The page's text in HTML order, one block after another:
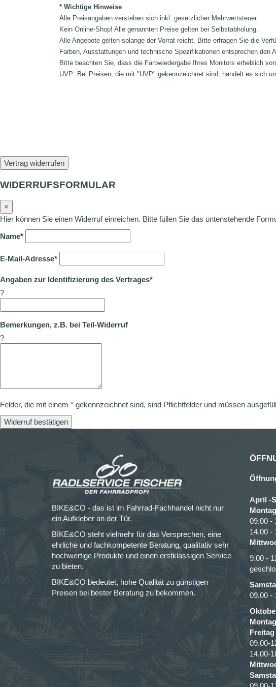
* Wichtige Hinweise
Alle Preisangaben verstehen sich inkl. gesetzlicher Mehrwertsteuer.
Kein Online-Shop! Alle genannten Preise gelten bei Selbstabholung.
Alle Angebote gelten solange der Vorrat reicht. Bitte erfragen Sie die
Farben, Ausstattungen und technische Spezifikationen entsprechen den
Bitte beachten Sie, dass die Farbwiedergabe Ihres Monitors erheblich
UVP: Bei Preisen, die mit "UVP" gekennzeichnet sind, handelt es sich
Vertrag widerrufen
WIDERRUFSFORMULAR
×
Hier können Sie einen Widerruf einreichen. Bitte füllen Sie das untenstehende
Name*
E-Mail-Adresse*
Angaben zur Identifizierung des Vertrages*
?
Bemerkungen, z.B. bei Teil-Widerruf
?
Felder, die mit einem * gekennzeichnet sind, sind Pflichtfelder und müssen
Widerruf bestätigen
BIKE&CO - das ist im Fahrrad-Fachhandel nicht nur
ein Aufkleber an der Tür.
BIKE&CO steht vielmehr für das Versprechen, eine
ehrliche und fachkompetente Beratung, qualitativ sehr
hochwertige Produkte und einen erstklassigen Service
zu bieten.
BIKE&CO bedeutet, hohe Qualität zu günstigen
Preisen bei bester Beratung zu bekommen.
April -
09.00 -
14.00 -
9.00 -
09.00 -
Freitag
09.00-
14.00-